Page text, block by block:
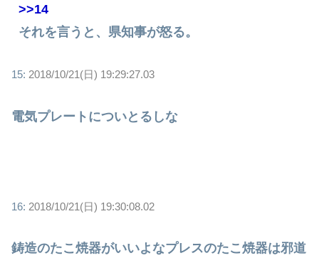
>>14
それを言うと、県知事が怒る。
15: 2018/10/21(日) 19:29:27.03
電気プレートについとるしな
16: 2018/10/21(日) 19:30:08.02
鋳造のたこ焼器がいいよなプレスのたこ焼器は邪道